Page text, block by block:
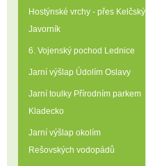
Hostýnské vrchy - přes Kelčský
Javorník
6. Vojenský pochod Lednice
Jarní výšlap Údolím Oslavy
Jarní toulky Přírodním parkem
Kladecko
Jarní výšlap okolím
Rešovských vodopádů